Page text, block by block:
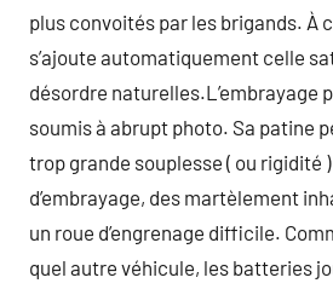
plus convoités par les brigands. À
s’ajoute automatiquement celle
désordre naturelles.L’embrayage
soumis à abrupt photo. Sa patine
trop grande souplesse ( ou rigidité
d’embrayage, des martèlement
un roue d’engrenage difficile.
quel autre véhicule, les batteries